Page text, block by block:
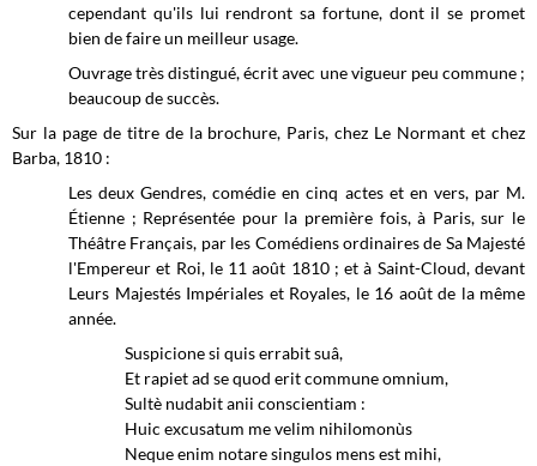
cependant qu'ils lui rendront sa fortune, dont il se promet
bien de faire un meilleur usage.
Ouvrage très distingué, écrit avec une vigueur peu commune ;
beaucoup de succès.
Sur la page de titre de la brochure, Paris, chez Le Normant et chez
Barba, 1810 :
Les deux Gendres, comédie en cinq actes et en vers, par M.
Étienne ; Représentée pour la première fois, à Paris, sur le
Théâtre Français, par les Comédiens ordinaires de Sa Majesté
l'Empereur et Roi, le 11 août 1810 ; et à Saint-Cloud, devant
Leurs Majestés Impériales et Royales, le 16 août de la même
année.
Suspicione si quis errabit suâ,
Et rapiet ad se quod erit commune omnium,
Sultè nudabit anii conscientiam :
Huic excusatum me velim nihilomonùs
Neque enim notare singulos mens est mihi,